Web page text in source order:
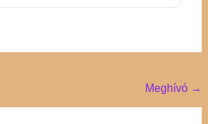
Meghívó →